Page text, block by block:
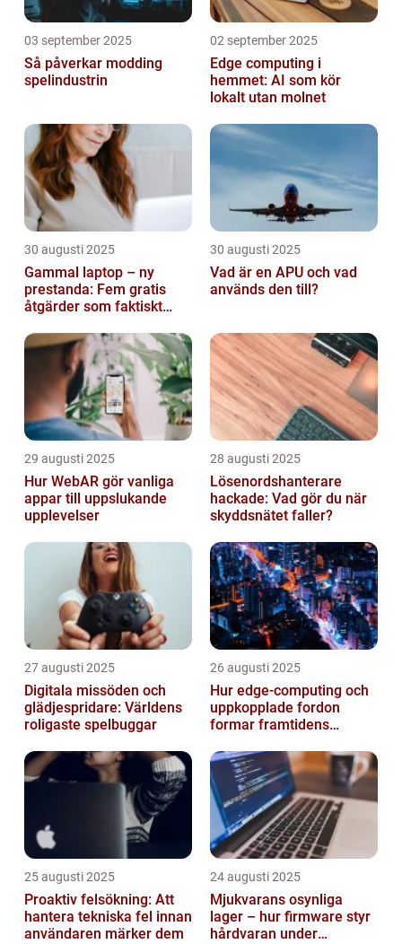
03 september 2025
Så påverkar modding
spelindustrin
02 september 2025
Edge computing i
hemmet: AI som kör
lokalt utan molnet
30 augusti 2025
Gammal laptop – ny
prestanda: Fem gratis
åtgärder som faktiskt
30 augusti 2025
Vad är en APU och vad
används den till?
29 augusti 2025
Hur WebAR gör vanliga
appar till uppslukande
upplevelser
28 augusti 2025
Lösenordshanterare
hackade: Vad gör du när
skyddsnätet faller?
27 augusti 2025
Digitala missöden och
glädjespridare: Världens
roligaste spelbuggar
26 augusti 2025
Hur edge‑computing och
uppkopplade fordon
formar framtidens
25 augusti 2025
Proaktiv felsökning: Att
hantera tekniska fel innan
användaren märker dem
24 augusti 2025
Mjukvarans osynliga
lager – hur firmware styr
hårdvaran under